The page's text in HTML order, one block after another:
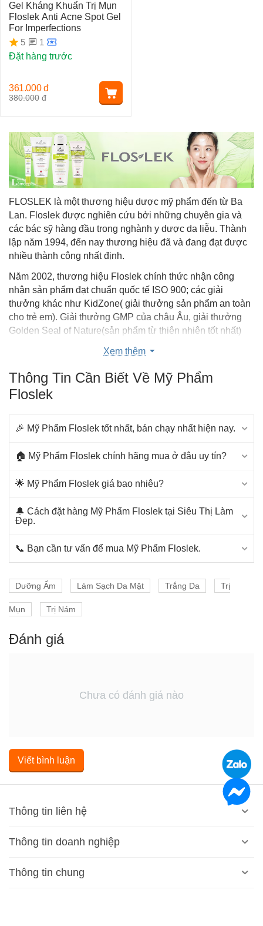
FLOSLEK là một thương hiệu dược mỹ phẩm đến từ Ba
Lan. Floslek được nghiên cứu bởi những chuyên gia và
các bác sỹ hàng đầu trong nghành y dược da liễu. Thành
lập năm 1994, đến nay thương hiệu đã và đang đạt được
nhiều thành công nhất định.
Năm 2002, thương hiệu Floslek chính thức nhận công
nhận sản phẩm đạt chuẩn quốc tế ISO 900; các giải
thưởng khác như KidZone( giải thưởng sản phẩm an toàn
cho trẻ em). Giải thưởng GMP của châu Âu, giải thưởng
Golden Seal of Nature(sản phẩm từ thiên nhiên tốt nhất)
mặt, body, tóc, chăm sóc da em bé. Sản phẩm được phân
phối và được người tiêu dùng tại nhiều quốc gia trên thế
giới đón nhận.
Xem thêm
Thông Tin Cần Biết Về Mỹ Phẩm
Floslek
🎉 Mỹ Phẩm Floslek tốt nhất, bán chạy nhất hiện nay.
🏠 Mỹ Phẩm Floslek chính hãng mua ở đâu uy tín?
🌟 Mỹ Phẩm Floslek giá bao nhiêu?
🔔 Cách đặt hàng Mỹ Phẩm Floslek tại Siêu Thị Làm
Đẹp.
📞 Bạn cần tư vấn để mua Mỹ Phẩm Floslek.
Gel Kháng Khuẩn Trị Mụn
Floslek Anti Acne Spot Gel
For Imperfections
5
1
Đặt hàng trước
380.000 đ
361.000 đ
Dưỡng Ẩm Làm Sạch Da Mặt Trắng Da Trị
Mụn Trị Nám
Đánh giá
Chưa có đánh giá nào
Viết bình luận
Thông tin liên hệ
Thông tin doanh nghiệp
Thông tin chung